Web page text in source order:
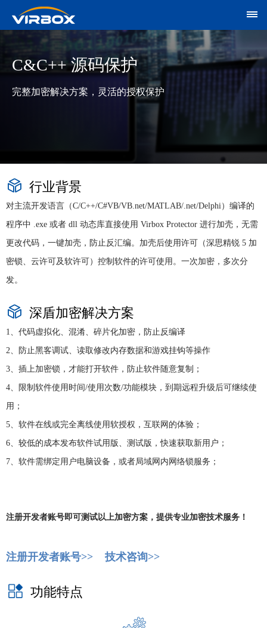
C&C++ 源码保护
完整加密解决方案，灵活的授权保护
行业背景
对主流开发语言（C/C++/C#VB/VB.net/MATLAB/.net/Delphi）编译的
程序中 .exe 或者 dll 动态库直接使用 Virbox Protector 进行加壳，无需
更改代码，一键加壳，防止反汇编。加壳后使用许可（深思精锐 5 加
密锁、云许可及软许可）控制软件的许可使用。一次加密，多次分
发。
深盾加密解决方案
1、代码虚拟化、混淆、碎片化加密，防止反编译
2、防止黑客调试、读取修改内存数据和游戏挂钩等操作
3、插上加密锁，才能打开软件，防止软件随意复制；
4、限制软件使用时间/使用次数/功能模块，到期远程升级后可继续使
用；
5、软件在线或完全离线使用软授权，互联网的体验；
6、较低的成本发布软件试用版、测试版，快速获取新用户；
7、软件需绑定用户电脑设备，或者局域网内网络锁服务；
注册开发者账号即可测试以上加密方案，提供专业加密技术服务！
注册开发者账号>> 技术咨询>>
功能特点